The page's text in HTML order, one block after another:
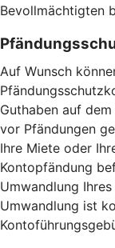
Bevollmächtigten
Auf Wunsch
Guthaben auf
vor Pfändungen
Ihre Miete oder
Kontopfändung
Umwandlung
Umwandlung ist